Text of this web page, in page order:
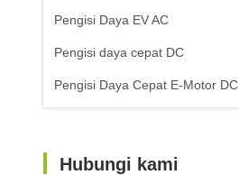
Pengisi Daya EV AC
Pengisi daya cepat DC
Pengisi Daya Cepat E-Motor DC
Hubungi kami